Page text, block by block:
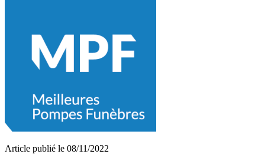
Article publié le 08/11/2022